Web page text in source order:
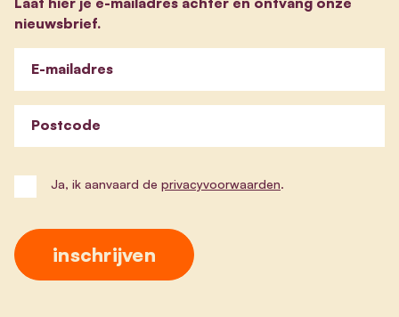
nieuwsbrief.
E-mailadres
Postcode
Ja, ik aanvaard de privacyvoorwaarden.